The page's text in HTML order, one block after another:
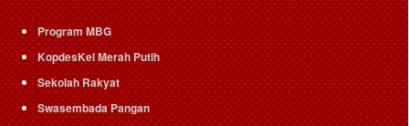
Program MBG
KopdesKel Merah Putih
Sekolah Rakyat
Swasembada Pangan